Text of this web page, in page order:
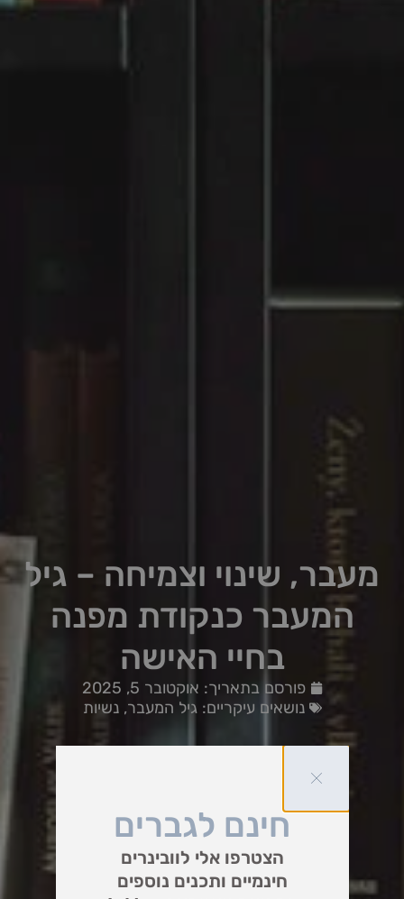
מעבר, שינוי וצמיחה – גיל
המעבר כנקודת מפנה
בחיי האישה
פורסם בתאריך: אוקטובר 5, 2025
נושאים עיקריים:גיל המעבר,נשיות
חינם לגברים
הצטרפו אלי לוובינרים
חינמיים ותכנים נוספים